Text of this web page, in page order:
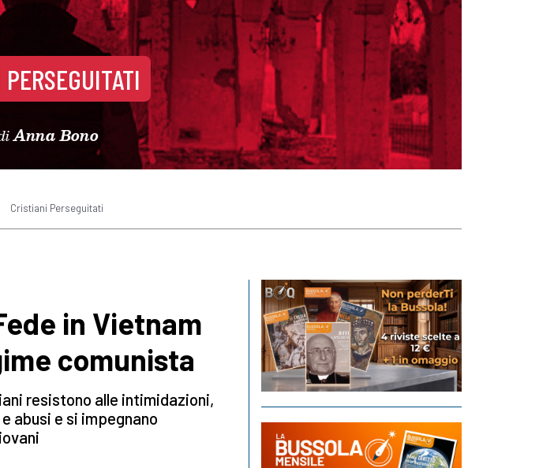
Anna Bono
Cristiani Perseguitati
in Vietnam
comunista
resistono alle intimidazioni,
abusi e si impegnano